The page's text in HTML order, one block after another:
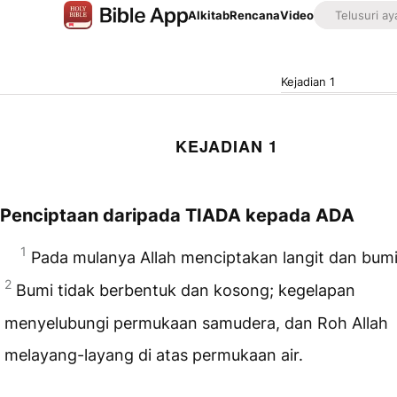
AlkitabRencanaVideo
Kejadian 1
KEJADIAN 1
Penciptaan daripada TIADA kepada ADA
1 Pada mulanya Allah menciptakan langit dan
2 Bumi tidak berbentuk dan kosong; kegelapan
menyelubungi permukaan samudera, dan Roh Allah
melayang-layang di atas permukaan air.